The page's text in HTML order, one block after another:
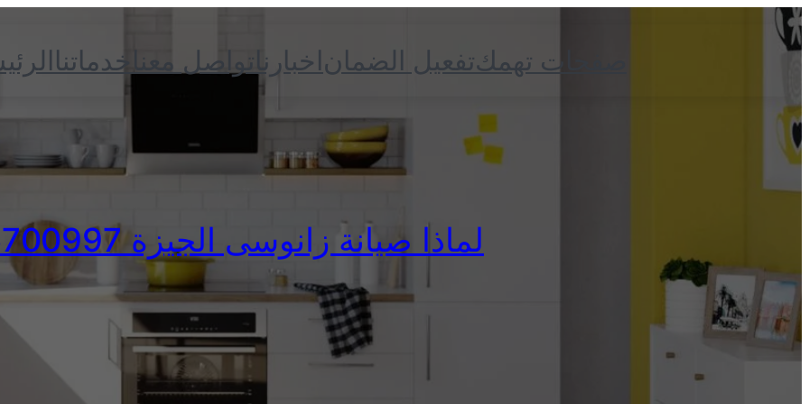
خدماتنا تواصل معنا اخبارناتفعيل الضمانصفحات تهمك
لماذا صيانة زانوسى الجيزة 0235700997